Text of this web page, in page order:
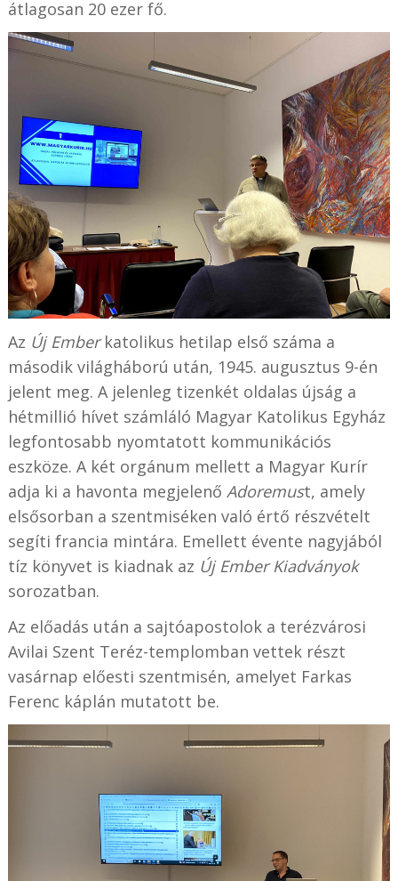
átlagosan 20 ezer fő.
Az Új Emberkatolikus hetilap első száma a
második világháború után, 1945. augusztus 9-én
jelent meg. A jelenleg tizenkét oldalas újság a
hétmillió hívet számláló Magyar Katolikus Egyház
legfontosabb nyomtatott kommunikációs
eszköze. A két orgánum mellett a Magyar Kurír
adja ki a havonta megjelenő Adoremust, amely
elsősorban a szentmiséken való értő részvételt
segíti francia mintára. Emellett évente nagyjából
tíz könyvet is kiadnak az Új Ember Kiadványok
sorozatban.
Az előadás után a sajtóapostolok a terézvárosi
Avilai Szent Teréz-templomban vettek részt
vasárnap előesti szentmisén, amelyet Farkas
Ferenc káplán mutatott be.